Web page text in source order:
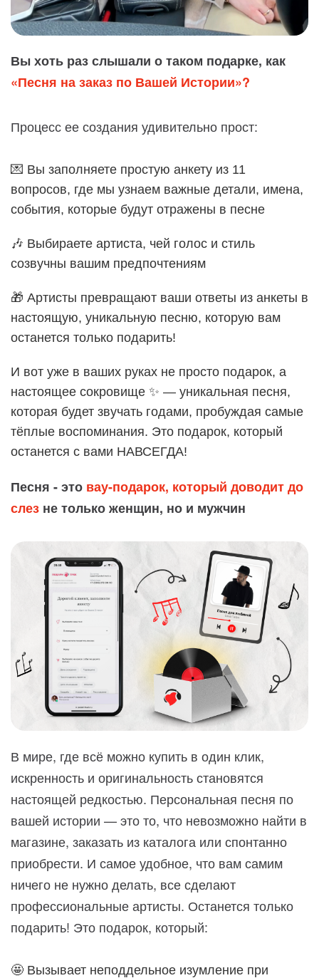
Вы хоть раз слышали о таком подарке, как
«Песня на заказ по Вашей Истории»?
Процесс ее создания удивительно прост:
💌 Вы заполняете простую анкету из 11
вопросов, где мы узнаем важные детали, имена,
события, которые будут отражены в песне
🎶 Выбираете артиста, чей голос и стиль
созвучны вашим предпочтениям
🎁 Артисты превращают ваши ответы из анкеты в
настоящую, уникальную песню, которую вам
останется только подарить!
И вот уже в ваших руках не просто подарок, а
настоящее сокровище ✨ — уникальная песня,
которая будет звучать годами, пробуждая самые
тёплые воспоминания. Это подарок, который
останется с вами НАВСЕГДА!
Песня - это вау-подарок, который доводит до
слез не только женщин, но и мужчин
В мире, где всё можно купить в один клик,
искренность и оригинальность становятся
настоящей редкостью. Персональная песня по
вашей истории — это то, что невозможно найти в
магазине, заказать из каталога или спонтанно
приобрести. И самое удобное, что вам самим
ничего не нужно делать, все сделают
профессиональные артисты. Останется только
подарить! Это подарок, который:
🤩 Вызывает неподдельное изумление при